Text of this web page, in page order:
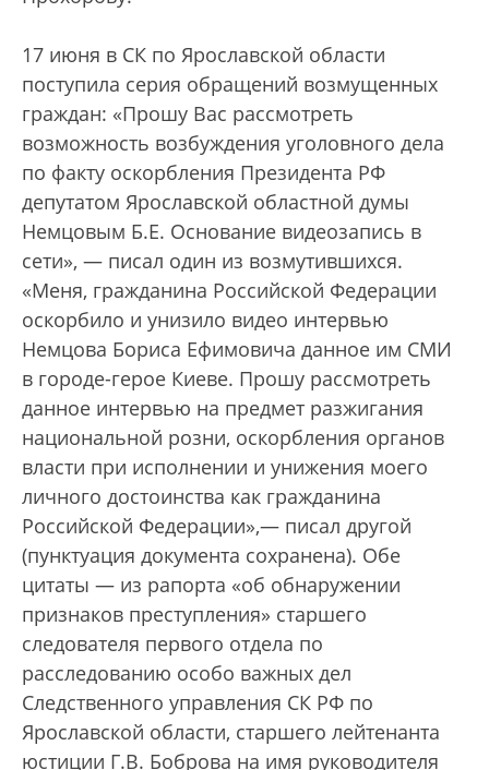
17 июня в СК по Ярославской области
поступила серия обращений возмущенных
граждан: «Прошу Вас рассмотреть
возможность возбуждения уголовного дела
по факту оскорбления Президента РФ
депутатом Ярославской областной думы
Немцовым Б.Е. Основание видеозапись в
сети», — писал один из возмутившихся.
«Меня, гражданина Российской Федерации
оскорбило и унизило видео интервью
Немцова Бориса Ефимовича данное им СМИ
в городе-герое Киеве. Прошу рассмотреть
данное интервью на предмет разжигания
национальной розни, оскорбления органов
власти при исполнении и унижения моего
личного достоинства как гражданина
Российской Федерации»,— писал другой
(пунктуация документа сохранена). Обе
цитаты — из рапорта «об обнаружении
признаков преступления» старшего
следователя первого отдела по
расследованию особо важных дел
Следственного управления СК РФ по
Ярославской области, старшего лейтенанта
юстиции Г.В. Боброва на имя руководителя